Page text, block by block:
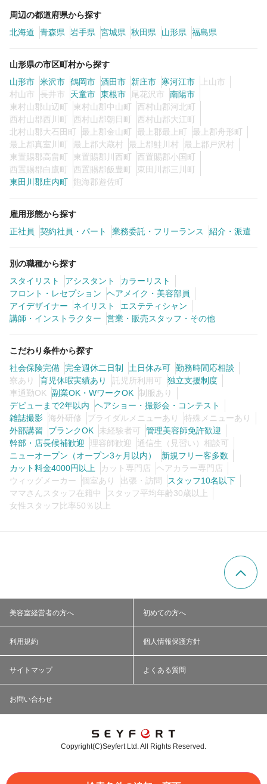
周辺の都道府県から探す
北海道
青森県 岩手県 宮城県 秋田県 山形県 福島県
山形県の市区町村から探す
山形市 米沢市 鶴岡市 酒田市 新庄市 寒河江市
上山市
村山市
長井市 天童市 東根市 尾花沢市
南陽市
東村山郡山辺町
東村山郡中山町
西村山郡河北町
西村山郡西川町
西村山郡朝日町
西村山郡大江町
北村山郡大石田町
最上郡金山町 最上郡最上町
最上郡舟形町
最上郡真室川町
最上郡大蔵村 最上郡鮭川村
最上郡戸沢村
東置賜郡高畠町
東置賜郡川西町
西置賜郡小国町
西置賜郡白鷹町
西置賜郡飯豊町
東田川郡三川町
東田川郡庄内町 飽海郡遊佐町
雇用形態から探す
正社員
契約社員・パート 業務委託・フリーランス 紹介・派遣
別の職種から探す
スタイリスト
アシスタント
カラーリスト
フロント・レセプション
ヘアメイク・美容部員
アイデザイナー
ネイリスト
エステティシャン
講師・インストラクター
営業・販売スタッフ・その他
こだわり条件から探す
社会保険完備
完全週休二日制 土日休み可 勤務時間応相談
寮あり
育児休暇実績あり 託児所利用可
独立支援制度
車通勤OK 副業OK・WワークOK 制服あり
デビューまで2年以内
ヘアショー・撮影会・コンテスト
雑誌撮影 海外研修 ブライダルメニューあり
特殊メニューあり
外部講習
ブランクOK 未経験者可
管理美容師免許歓迎
幹部・店長候補歓迎
理容師歓迎
通信生（見習い）相談可
ニューオープン（オープン3ヶ月以内）
新規フリー客多数
カット料金4000円以上
カット専門店
ヘアカラー専門店
ウィッグメーカー
個室あり 出張・訪問
スタッフ10名以下
ママさんスタッフ在籍中
スタッフ平均年齢30歳以上
女性スタッフ比率50％以上
美容室経営者の方へ 初めての方へ
利用規約 個人情報保護方針
サイトマップ よくある質問
お問い合わせ
Copyright(C)Seyfert Ltd. All Rights Reserved.